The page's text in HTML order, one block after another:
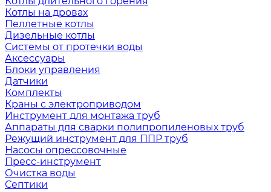
Котлы на дровах
Пеллетные котлы
Дизельные котлы
Системы от протечки воды
Аксессуары
Блоки управления
Датчики
Комплекты
Краны с электроприводом
Инструмент для монтажа труб
Аппараты для сварки полипропиленовых труб
Режущий инструмент для ППР труб
Насосы опрессовочные
Пресс-инструмент
Очистка воды
Септики